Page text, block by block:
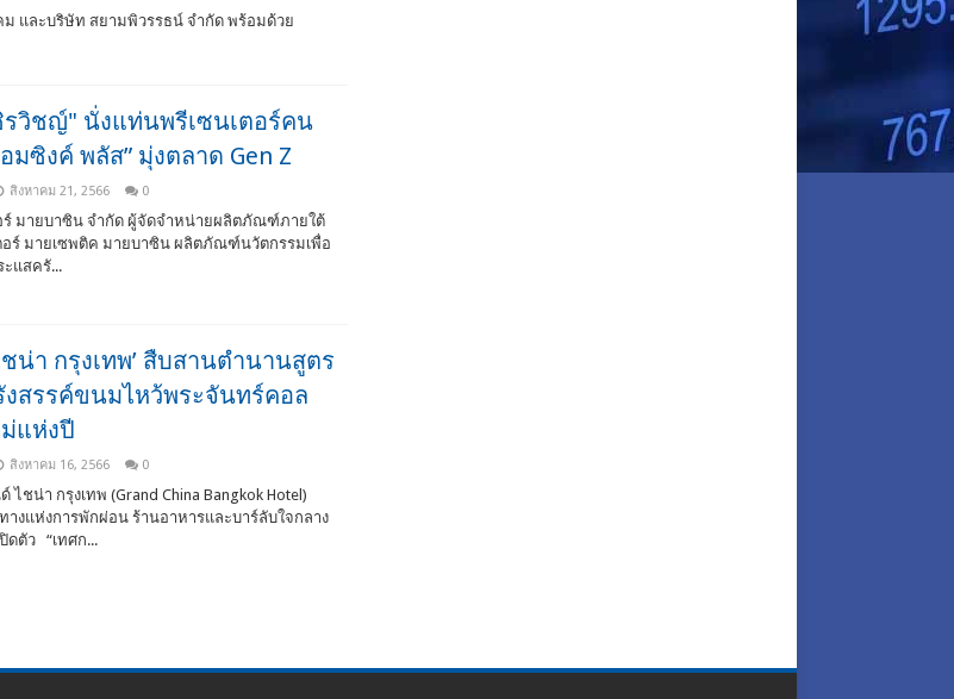
และบริษัท สยามพิวรรธน์ จำกัด พร้อมด้วย
รวิชญ์" นั่งแท่นพรีเซนเตอร์คน
มซิงค์ พลัส” มุ่งตลาด Gen Z
สิงหาคม 21, 2566 0
ร์ มายบาซิน จำกัด ผู้จัดจำหน่ายผลิตภัณฑ์ภายใต้
อร์ มายเซพติค มายบาซิน ผลิตภัณฑ์นวัตกรรมเพื่อ
แสครั...
น่า กรุงเทพ’ สืบสานตำนานสูตร
งสรรค์ขนมไหว้พระจันทร์คอล
แห่งปี
สิงหาคม 16, 2566 0
ไชน่า กรุงเทพ (Grand China Bangkok Hotel)
งแห่งการพักผ่อน ร้านอาหารและบาร์ลับใจกลาง
ดตัว “เทศก...